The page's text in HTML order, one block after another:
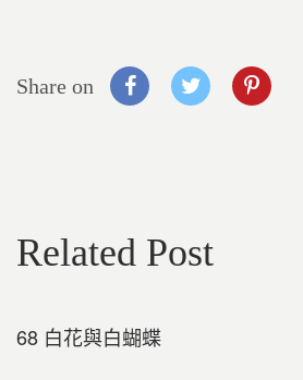
Share on
Related Post
68 白花與白蝴蝶